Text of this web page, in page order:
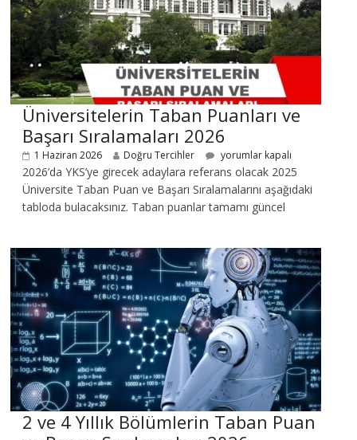
Üniversitelerin Taban Puanları ve
Başarı Sıralamaları 2026
1 Haziran 2026 Doğru Tercihler yorumlar kapalı
2026’da YKS’ye girecek adaylara referans olacak 2025
Üniversite Taban Puan ve Başarı Sıralamalarını aşağıdaki
tabloda bulacaksınız. Taban puanlar tamamı güncel
2 ve 4 Yıllık Bölümlerin Taban Puan